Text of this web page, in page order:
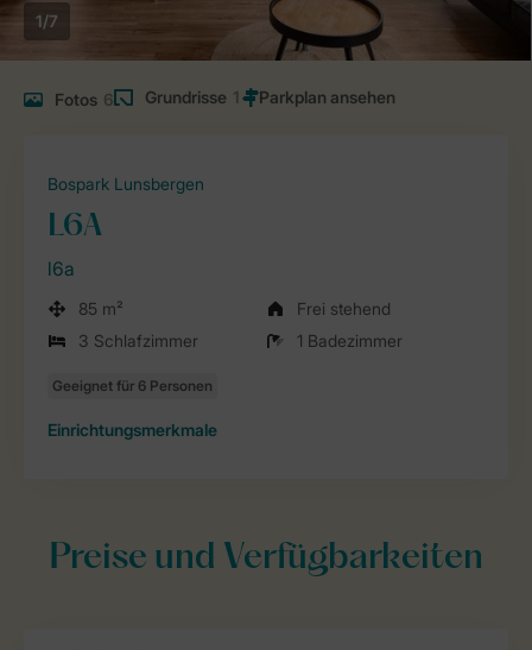
1/7
Fotos 6 Grundrisse 1
Bospark Lunsbergen
L6A
l6a
85 m²
Frei stehend
3 Schlafzimmer
1 Badezimmer
Einrichtungsmerkmale
Preise und Verfügbarkeiten